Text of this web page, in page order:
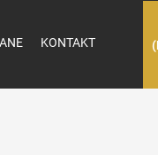
KONTAKT